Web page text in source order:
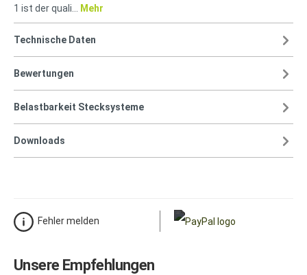
1 ist der quali…
Mehr
Technische Daten
Bewertungen
Belastbarkeit Stecksysteme
Downloads
Fehler melden
Unsere Empfehlungen